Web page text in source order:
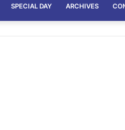
SPECIAL DAY ARCHIVES